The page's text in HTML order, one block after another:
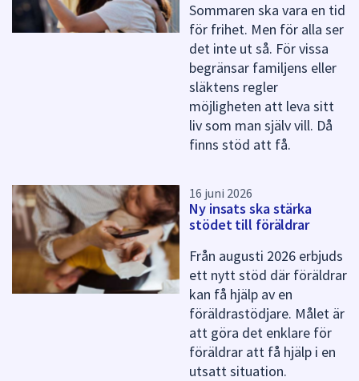
Sommaren ska vara en tid
för frihet. Men för alla ser
det inte ut så. För vissa
begränsar familjens eller
släktens regler
möjligheten att leva sitt
liv som man själv vill. Då
finns stöd att få.
16 juni 2026
Ny insats ska stärka
stödet till föräldrar
Från augusti 2026 erbjuds
ett nytt stöd där föräldrar
kan få hjälp av en
föräldrastödjare. Målet är
att göra det enklare för
föräldrar att få hjälp i en
utsatt situation.